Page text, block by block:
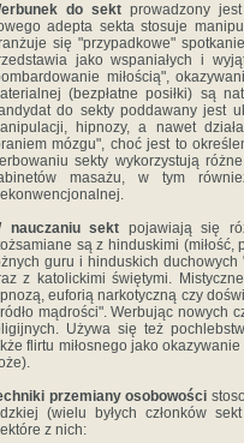
do sekt prowadzony
adepta sekta stosuje
się "przypadkowe"
jako wspaniałych i
miłością",
(bezpłatne posiłki) są
do sekty poddawany jest
hipnozy, a nawet
mózgu", choć jest to
sekty wykorzystują
masażu, w tym
nauczaniu sekt pojawiają się
są z hinduskimi (miłość,
guru i hinduskich
z katolickimi świętymi.
euforią narkotyczną czy
mądrości". Werbując nowych
Używa się też
flirtu miłosnego jako
przemiany osobowości
(wielu byłych członków
z nich: